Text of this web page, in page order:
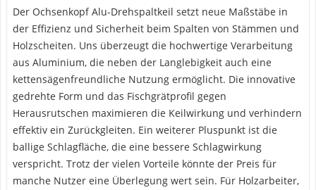
Der Ochsenkopf Alu-Drehspaltkeil setzt neue Maßstäbe in
der Effizienz und Sicherheit beim Spalten von Stämmen und
Holzscheiten. Uns überzeugt die hochwertige Verarbeitung
aus Aluminium, die neben der Langlebigkeit auch eine
kettensägenfreundliche Nutzung ermöglicht. Die innovative
gedrehte Form und das Fischgrätprofil gegen
Herausrutschen maximieren die Keilwirkung und verhindern
effektiv ein Zurückgleiten. Ein weiterer Pluspunkt ist die
ballige Schlagfläche, die eine bessere Schlagwirkung
verspricht. Trotz der vielen Vorteile könnte der Preis für
manche Nutzer eine Überlegung wert sein. Für Holzarbeiter,